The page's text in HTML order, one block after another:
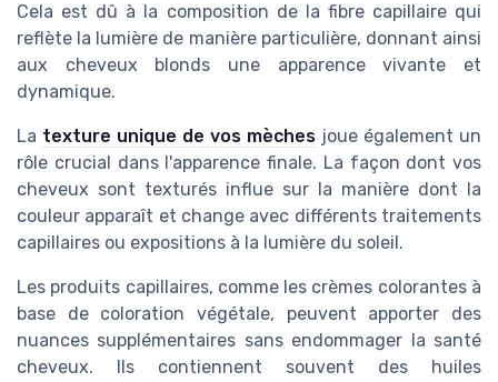
Cela est dû à la composition de la fibre capillaire qui
reflète la lumière de manière particulière, donnant ainsi
aux cheveux blonds une apparence vivante et
dynamique.
La texture unique de vos mèches joue également un
rôle crucial dans l'apparence finale. La façon dont vos
cheveux sont texturés influe sur la manière dont la
couleur apparaît et change avec différents traitements
capillaires ou expositions à la lumière du soleil.
Les produits capillaires, comme les crèmes colorantes à
base de coloration végétale, peuvent apporter des
nuances supplémentaires sans endommager la santé
cheveux. Ils contiennent souvent des huiles